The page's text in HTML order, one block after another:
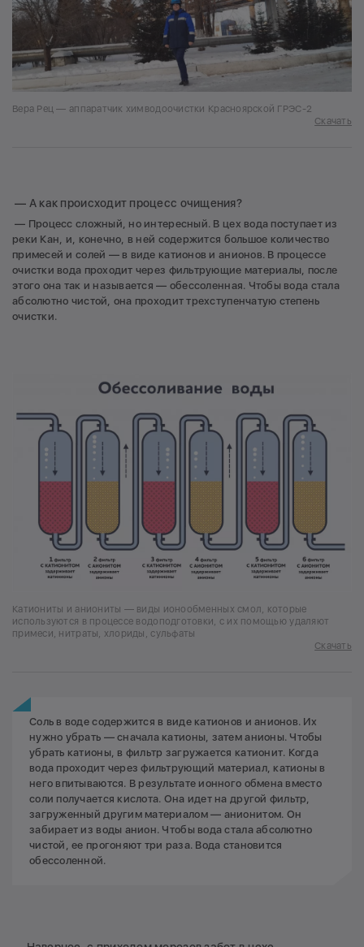
Вера Рец — аппаратчик химводоочистки Красноярской ГРЭС-2
Скачать
— А как происходит процесс очищения?
— Процесс сложный, но интересный. В цех вода поступает из
реки Кан, и, конечно, в ней содержится большое количество
примесей и солей — в виде катионов и анионов. В процессе
очистки вода проходит через фильтрующие материалы, после
этого она так и называется — обессоленная. Чтобы вода стала
абсолютно чистой, она проходит трехступенчатую степень
очистки.
Катиониты и аниониты — виды ионообменных смол, которые
используются в процессе водоподготовки, с их помощью удаляют
примеси, нитраты, хлориды, сульфаты
Скачать
Соль в воде содержится в виде катионов и анионов. Их
нужно убрать — сначала катионы, затем анионы. Чтобы
убрать катионы, в фильтр загружается катионит. Когда
вода проходит через фильтрующий материал, катионы в
него впитываются. В результате ионного обмена вместо
соли получается кислота. Она идет на другой фильтр,
загруженный другим материалом — анионитом. Он
забирает из воды анион. Чтобы вода стала абсолютно
чистой, ее прогоняют три раза. Вода становится
обессоленной.